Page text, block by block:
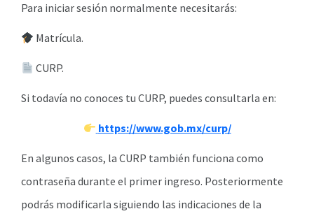
Para iniciar sesión normalmente necesitarás:
Matrícula.
CURP.
Si todavía no conoces tu CURP, puedes consultarla en:
https://www.gob.mx/curp/
En algunos casos, la CURP también funciona como
contraseña durante el primer ingreso. Posteriormente
podrás modificarla siguiendo las indicaciones de la